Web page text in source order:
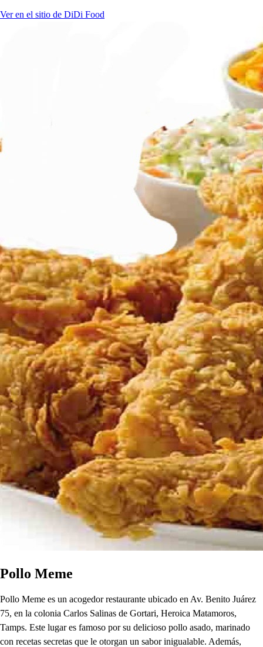
Ver en el sitio de DiDi Food
Pollo Meme
Pollo Meme es un acogedor restaurante ubicado en Av. Benito Juárez
75, en la colonia Carlos Salinas de Gortari, Heroica Matamoros,
Tamps. Este lugar es famoso por su delicioso pollo asado, marinado
con recetas secretas que le otorgan un sabor inigualable. Además,